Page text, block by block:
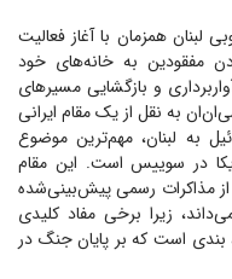
لبنان همزمان با آغاز فعالیت
مفقودین به خانه‌های خود
و بازگشایی مسیر‌های
به نقل از یک مقام ایرانی
به لبنان، مهم‌ترین موضوع
در سوییس است. این مقام
از مذاکرات رسمی پیش‌بینی‌شده
زیرا برخی مفاد کلیدی
بندی است که بر پایان جنگ در